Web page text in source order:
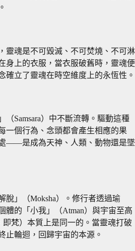
靈魂是不可毀滅、不可焚燒、不可淋
身上的衣服，當衣服破舊時，靈魂便
確立了靈魂在時空維度上的永恆性。
（Samsara）中不斷流轉。驅動這種
一個行為、念頭都會產生相應的果
——是成為天神、人類、動物還是墜
脫」（Moksha）。修行者透過瑜
體的「小我」（Atman）與宇宙至高
即梵）本質上是同一的。當靈魂打破
止輪迴，回歸宇宙的本源。